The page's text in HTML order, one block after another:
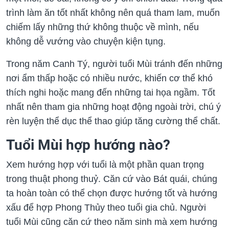
trình làm ăn tốt nhất không nên quá tham lam, muốn
chiếm lấy những thứ không thuộc về mình, nếu
không dễ vướng vào chuyện kiện tụng.
Trong năm Canh Tý, người tuổi Mùi tránh đến những
nơi ẩm thấp hoặc có nhiều nước, khiến cơ thể khó
thích nghi hoặc mang đến những tai họa ngầm. Tốt
nhất nên tham gia những hoạt động ngoài trời, chú ý
rèn luyện thể dục thể thao giúp tăng cường thể chất.
Tuổi Mùi hợp hướng nào?
Xem hướng hợp với tuổi là một phần quan trọng
trong thuật phong thuỷ. Căn cứ vào Bát quái, chúng
ta hoàn toàn có thể chọn được hướng tốt và hướng
xấu để hợp Phong Thủy theo tuổi gia chủ. Người
tuổi Mùi cũng căn cứ theo năm sinh mà xem hướng